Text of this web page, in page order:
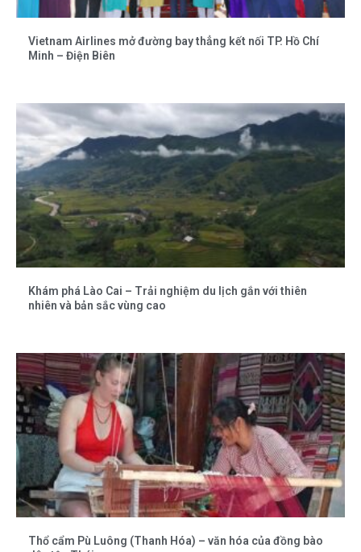
Vietnam Airlines mở đường bay thẳng kết nối TP. Hồ Chí
Minh – Điện Biên
Khám phá Lào Cai – Trải nghiệm du lịch gắn với thiên
nhiên và bản sắc vùng cao
Thổ cẩm Pù Luông (Thanh Hóa) – văn hóa của đồng bào